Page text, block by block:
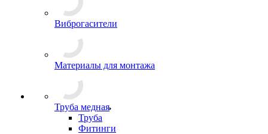
Виброгасители
Материалы для монтажа
Труба медная
Труба
Фитинги